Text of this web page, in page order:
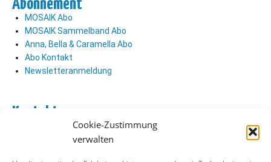
Cookie-Zustimmung
verwalten
MOSAIK Abo
MOSAIK Sammelband Abo
Anna, Bella & Caramella Abo
Abo Kontakt
Newsletteranmeldung
Kontakt
Verlag Kontakt